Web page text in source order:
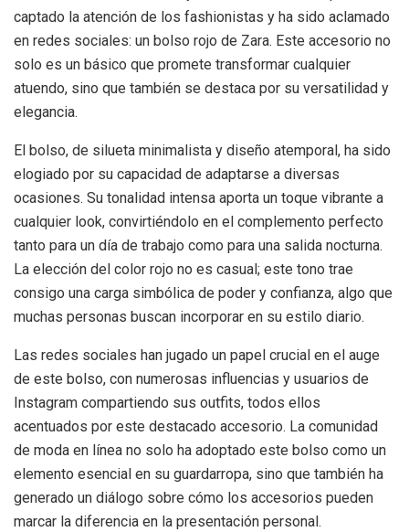
captado la atención de los fashionistas y ha sido aclamado
en redes sociales: un bolso rojo de Zara. Este accesorio no
solo es un básico que promete transformar cualquier
atuendo, sino que también se destaca por su versatilidad y
elegancia.
El bolso, de silueta minimalista y diseño atemporal, ha sido
elogiado por su capacidad de adaptarse a diversas
ocasiones. Su tonalidad intensa aporta un toque vibrante a
cualquier look, convirtiéndolo en el complemento perfecto
tanto para un día de trabajo como para una salida nocturna.
La elección del color rojo no es casual; este tono trae
consigo una carga simbólica de poder y confianza, algo que
muchas personas buscan incorporar en su estilo diario.
Las redes sociales han jugado un papel crucial en el auge
de este bolso, con numerosas influencias y usuarios de
Instagram compartiendo sus outfits, todos ellos
acentuados por este destacado accesorio. La comunidad
de moda en línea no solo ha adoptado este bolso como un
elemento esencial en su guardarropa, sino que también ha
generado un diálogo sobre cómo los accesorios pueden
marcar la diferencia en la presentación personal.